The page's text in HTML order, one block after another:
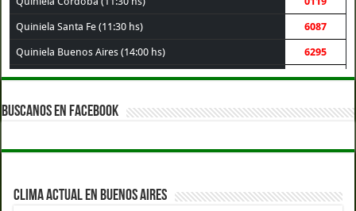
Quiniela Santa Fe (11:30 hs) 6087
Quiniela Buenos Aires (14:00 hs) 6295
Quiniela de la Ciudad (14:00 hs) 9906
Quiniela Mendoza (14:00 hs)
Quiniela Córdoba (14:00 hs) 1576
3503
BUSCANOS EN FACEBOOK
CLIMA ACTUAL EN BUENOS AIRES